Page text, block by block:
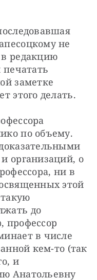
не
редакцию
печатать
заметке
этого делать.
по объему.
организаций, о
ни в
этой
до
профессор
в числе
кем-то (так
и
Анатольевну